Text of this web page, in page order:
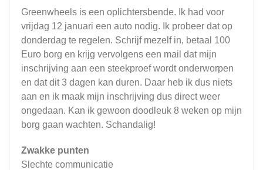
Greenwheels is een oplichtersbende. Ik had voor
vrijdag 12 januari een auto nodig. Ik probeer dat op
donderdag te regelen. Schrijf mezelf in, betaal 100
Euro borg en krijg vervolgens een mail dat mijn
inschrijving aan een steekproef wordt onderworpen
en dat dit 3 dagen kan duren. Daar heb ik dus niets
aan en ik maak mijn inschrijving dus direct weer
ongedaan. Kan ik gewoon doodleuk 8 weken op mijn
borg gaan wachten. Schandalig!
Zwakke punten
Slechte communicatie